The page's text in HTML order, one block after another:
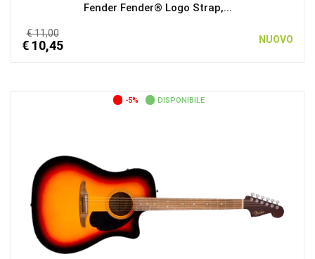
Fender Fender® Logo Strap,...
€ 11,00
€ 10,45 NUOVO
-5% DISPONIBILE